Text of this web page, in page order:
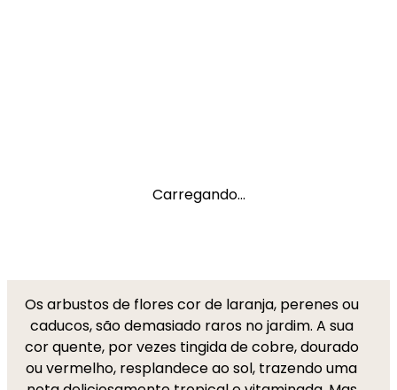
Carregando...
Os arbustos de flores cor de laranja, perenes ou
caducos, são demasiado raros no jardim. A sua
cor quente, por vezes tingida de cobre, dourado
ou vermelho, resplandece ao sol, trazendo uma